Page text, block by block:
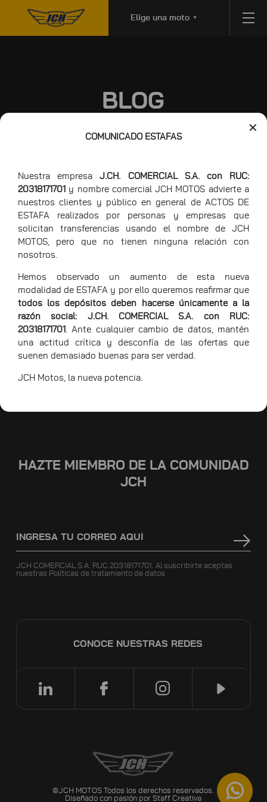
Elige una moto
✕
COMUNICADO ESTAFAS
Nuestra empresaJ.CH. COMERCIAL S.A. con RUC:
20318171701 y nombre comercial JCH MOTOS advierte a
nuestros clientes y público en general de ACTOS DE
ESTAFA realizados por personas y empresas que
solicitan transferencias usando el nombre de JCH
MOTOS, pero que no tienen ninguna relación con
nosotros.
Hemos observado un aumento de esta nueva
modalidad de ESTAFA y por ello queremos reafirmar que
todos los depósitos deben hacerse únicamente a la
razón social: J.CH. COMERCIAL S.A. con RUC:
20318171701 . Ante cualquier cambio de datos, mantén
una actitud crítica y desconfía de las ofertas que
suenen demasiado buenas para ser verdad.
JCH Motos, la nueva potencia.
BLOG
CONSEJOS MOTEROS
26/05 CONSEJOS MOTEROS
CONSEJOS PARA EL MOTOCICLISTA EN
CARRETERA
HAZTE MIEMBRO DE LA COMUNIDAD
JCH
JCH COMERCIAL S.A. RUC 20318171701. Al suscribirte aceptas
nuestras Políticas de tratamiento de datos
CONOCE NUESTRAS REDES
©JCH MOTOS Todos los derechos reservados.
Diseñado con pasión por Staff Creativa